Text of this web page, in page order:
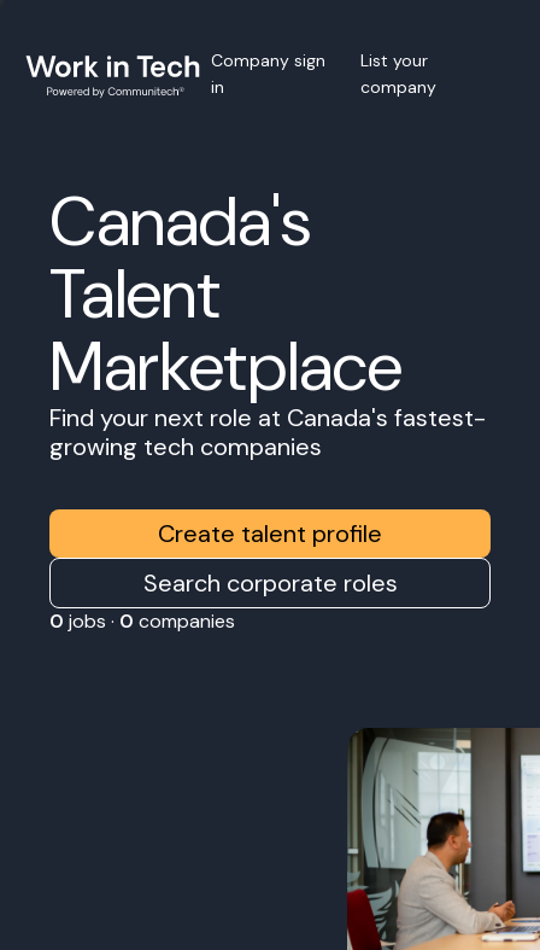
Company sign
in
List your
company
Canada's
Talent
Marketplace
Find your next role at Canada's fastest-
growing tech companies
Create talent profile
Search corporate roles
0 jobs · 0 companies